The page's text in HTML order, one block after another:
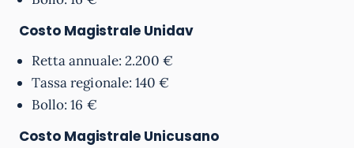
Costo Magistrale Unidav
Retta annuale: 2.200 €
Tassa regionale: 140 €
Bollo: 16 €
Costo Magistrale Unicusano